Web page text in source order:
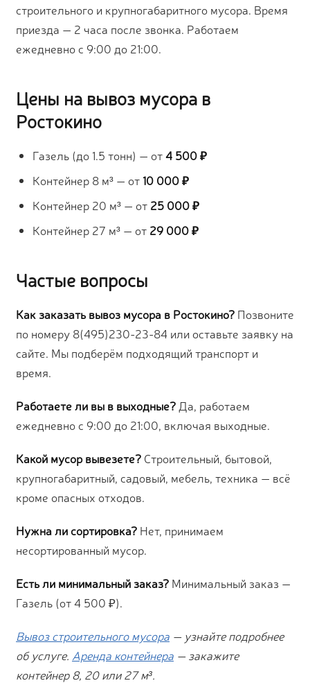
строительного и крупногабаритного мусора. Время
приезда — 2 часа после звонка. Работаем
ежедневно с 9:00 до 21:00.
Цены на вывоз мусора в
Ростокино
Газель (до 1.5 тонн) — от4 500 ₽
Контейнер 8 м³ — от 10 000 ₽
Контейнер 20 м³ — от 25 000 ₽
Контейнер 27 м³ — от 29 000 ₽
Частые вопросы
Как заказать вывоз мусора в Ростокино? Позвоните
по номеру 8(495)230-23-84 или оставьте заявку на
сайте. Мы подберём подходящий транспорт и
время.
Работаете ли вы в выходные? Да, работаем
ежедневно с 9:00 до 21:00, включая выходные.
Какой мусор вывезете? Строительный, бытовой,
крупногабаритный, садовый, мебель, техника — всё
кроме опасных отходов.
Нужна ли сортировка? Нет, принимаем
несортированный мусор.
Есть ли минимальный заказ? Минимальный заказ —
Газель (от 4 500 ₽).
Вывоз строительного мусора — узнайте подробнее
об услуге. Аренда контейнера — закажите
контейнер 8, 20 или 27 м³.